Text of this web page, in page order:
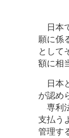
日本
願に係
として
額に相
日本
が認め
専利
支払う
管理す